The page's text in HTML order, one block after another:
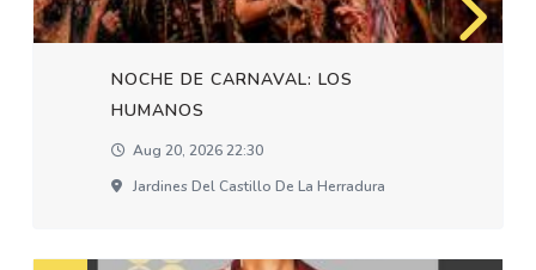
NOCHE DE CARNAVAL: LOS
HUMANOS
Aug 20, 2026 22:30
Jardines Del Castillo De La Herradura